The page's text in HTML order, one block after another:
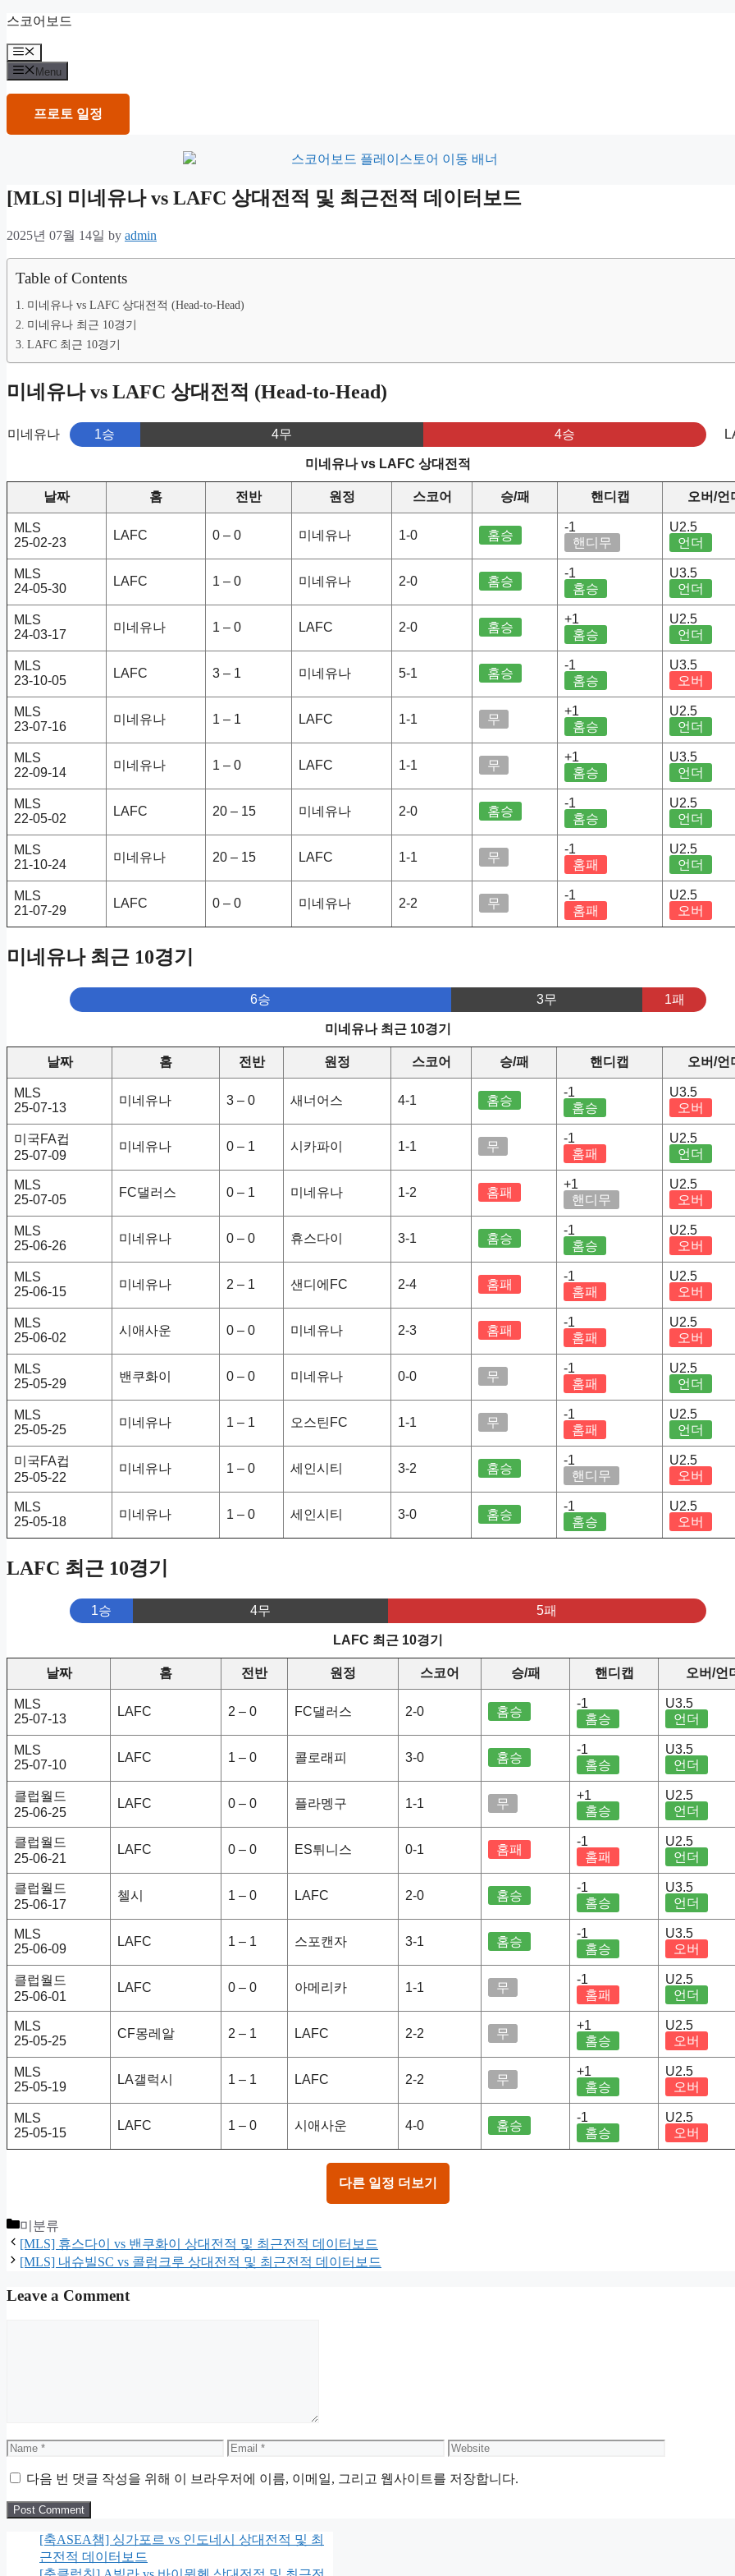
Skip
content
스코어보드
Menu
Menu
프로토 일정
[MLS] 미네유나 vs LAFC 상대전적 및 최근전적 데이터보드
2025년 07월 14일 by admin
Table of Contents
미네유나 vs LAFC 상대전적 (Head-to-Head)
미네유나 최근 10경기
LAFC 최근 10경기
미네유나 vs LAFC 상대전적 (Head-to-Head)
미네유나 1승 4무 4승
미네유나 vs LAFC 상대전적
날짜 홈 전반 원정 스코어 승/패 핸디캡 오버/언
MLS
25-02-23
LAFC 0 – 0 미네유나 1-0 홈승
-1
핸디무
U2.5
언더
MLS
24-05-30
LAFC 1 – 0 미네유나 2-0 홈승
-1
홈승
U3.5
언더
MLS
24-03-17
미네유나 1 – 0 LAFC 2-0 홈승
+1
홈승
U2.5
언더
MLS
23-10-05
LAFC 3 – 1 미네유나 5-1 홈승
-1
홈승
U3.5
오버
MLS
23-07-16
미네유나 1 – 1 LAFC 1-1 무
+1
홈승
U2.5
언더
MLS
22-09-14
미네유나 1 – 0 LAFC 1-1 무
+1
홈승
U3.5
언더
MLS
22-05-02
LAFC 20 – 15 미네유나 2-0 홈승
-1
홈승
U2.5
언더
MLS
21-10-24
미네유나 20 – 15 LAFC 1-1 무
-1
홈패
U2.5
언더
MLS
21-07-29
LAFC 0 – 0 미네유나 2-2 무
-1
홈패
U2.5
오버
미네유나 최근 10경기
6승 3무 1패
미네유나 최근 10경기
날짜 홈 전반 원정 스코어 승/패 핸디캡 오버/언
MLS
25-07-13
미네유나 3 – 0 새너어스 4-1 홈승
-1
홈승
U3.5
오버
미국FA컵
25-07-09
미네유나 0 – 1 시카파이 1-1 무
-1
홈패
U2.5
언더
MLS
25-07-05
FC댈러스 0 – 1 미네유나 1-2 홈패
+1
핸디무
U2.5
오버
MLS
25-06-26
미네유나 0 – 0 휴스다이 3-1 홈승
-1
홈승
U2.5
오버
MLS
25-06-15
미네유나 2 – 1 샌디에FC 2-4 홈패
-1
홈패
U2.5
오버
MLS
25-06-02
시애사운 0 – 0 미네유나 2-3 홈패
-1
홈패
U2.5
오버
MLS
25-05-29
밴쿠화이 0 – 0 미네유나 0-0 무
-1
홈패
U2.5
언더
MLS
25-05-25
미네유나 1 – 1 오스틴FC 1-1 무
-1
홈패
U2.5
언더
미국FA컵
25-05-22
미네유나 1 – 0 세인시티 3-2 홈승
-1
핸디무
U2.5
오버
MLS
25-05-18
미네유나 1 – 0 세인시티 3-0 홈승
-1
홈승
U2.5
오버
LAFC 최근 10경기
1승 4무 5패
LAFC 최근 10경기
날짜 홈 전반 원정 스코어 승/패 핸디캡 오버/언
MLS
25-07-13
LAFC 2 – 0 FC댈러스 2-0 홈승
-1
홈승
U3.5
언더
MLS
25-07-10
LAFC 1 – 0 콜로래피 3-0 홈승
-1
홈승
U3.5
언더
클럽월드
25-06-25
LAFC 0 – 0 플라멩구 1-1 무
+1
홈승
U2.5
언더
클럽월드
25-06-21
LAFC 0 – 0 ES튀니스 0-1 홈패
-1
홈패
U2.5
언더
클럽월드
25-06-17
첼시 1 – 0 LAFC 2-0 홈승
-1
홈승
U3.5
언더
MLS
25-06-09
LAFC 1 – 1 스포캔자 3-1 홈승
-1
홈승
U3.5
오버
클럽월드
25-06-01
LAFC 0 – 0 아메리카 1-1 무
-1
홈패
U2.5
언더
MLS
25-05-25
CF몽레알 2 – 1 LAFC 2-2 무
+1
홈승
U2.5
오버
MLS
25-05-19
LA갤럭시 1 – 1 LAFC 2-2 무
+1
홈승
U2.5
오버
MLS
25-05-15
LAFC 1 – 0 시애사운 4-0 홈승
-1
홈승
U2.5
오버
다른 일정 더보기
Categories
미분류
[MLS] 휴스다이 vs 밴쿠화이 상대전적 및 최근전적 데이터보드
[MLS] 내슈빌SC vs 콜럼크루 상대전적 및 최근전적 데이터보드
Leave a Comment
Name Email Website
다음 번 댓글 작성을 위해 이 브라우저에 이름, 이메일, 그리고 웹사이트를 저장합니다.
[축ASEA챔] 싱가포르 vs 인도네시 상대전적 및 최
근전적 데이터보드